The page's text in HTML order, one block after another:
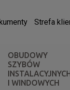
Strefa
OBUDOWY
SZYBÓW
I WINDOWYCH